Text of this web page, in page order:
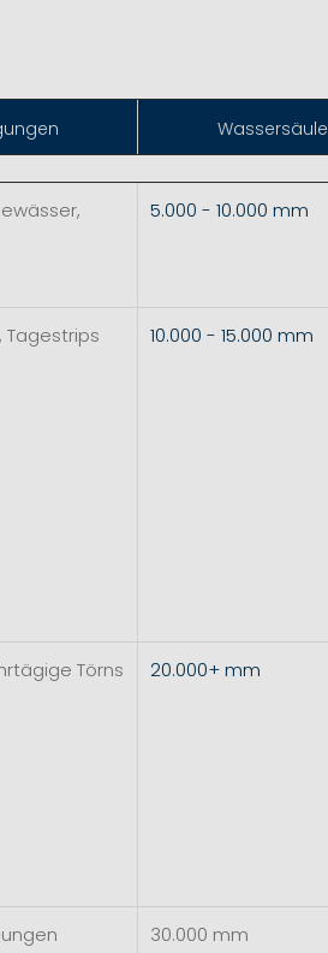
Wassersäule
5.000 - 10.000 mm
Tagestrips 10.000 - 15.000 mm
Törns 20.000+ mm
30.000 mm